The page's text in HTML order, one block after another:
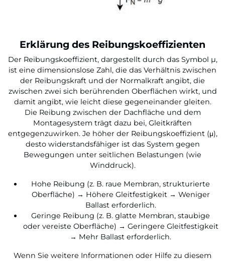
Erklärung des Reibungskoeffizienten
Der Reibungskoeffizient, dargestellt durch das Symbol µ,
ist eine dimensionslose Zahl, die das Verhältnis zwischen
der Reibungskraft und der Normalkraft angibt, die
zwischen zwei sich berührenden Oberflächen wirkt, und
damit angibt, wie leicht diese gegeneinander gleiten.
Die Reibung zwischen der Dachfläche und dem
Montagesystem trägt dazu bei, Gleitkräften
entgegenzuwirken. Je höher der Reibungskoeffizient (μ),
desto widerstandsfähiger ist das System gegen
Bewegungen unter seitlichen Belastungen (wie
Winddruck).
Hohe Reibung (z. B. raue Membran, strukturierte
Oberfläche) → Höhere Gleitfestigkeit → Weniger
Ballast erforderlich.
Geringe Reibung (z. B. glatte Membran, staubige
oder vereiste Oberfläche) → Geringere Gleitfestigkeit
→ Mehr Ballast erforderlich.
Wenn Sie weitere Informationen oder Hilfe zu diesem